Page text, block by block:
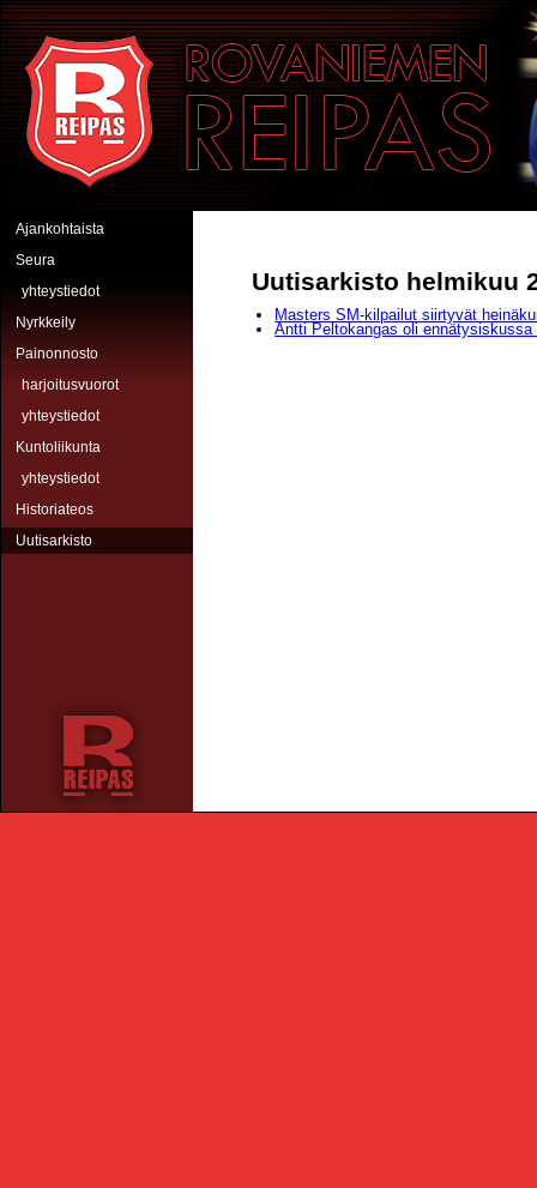
Hyppää pääsisältöön
Rovaniemen Reipas
Ajankohtaista
Seura
yhteystiedot
Nyrkkeily
Painonnosto
harjoitusvuorot
yhteystiedot
Kuntoliikunta
yhteystiedot
Historiateos
Uutisarkisto
Uutisarkisto helmikuu
Masters SM-kilpailut siirtyvät
Antti Peltokangas oli ennätysiskussa